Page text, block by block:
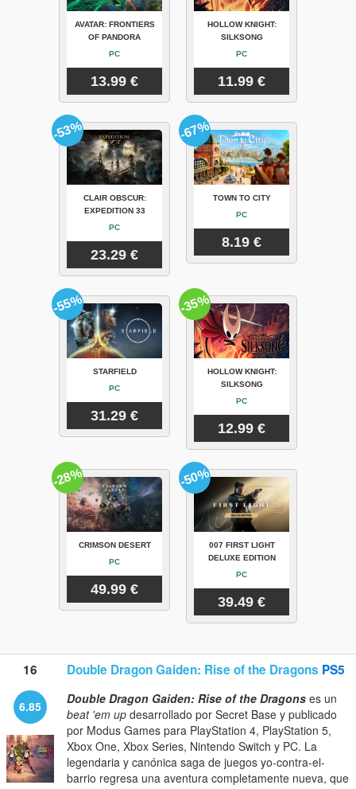
AVATAR: FRONTIERS
OF PANDORA
PC
13.99 €
HOLLOW KNIGHT:
SILKSONG
PC
11.99 €
CLAIR OBSCUR:
EXPEDITION 33
PC
23.29 €
-53%
TOWN TO CITY
PC
8.19 €
-67%
STARFIELD
PC
31.29 €
-55%
HOLLOW KNIGHT:
SILKSONG
PC
12.99 €
-35%
CRIMSON DESERT
PC
49.99 €
-28%
007 FIRST LIGHT
DELUXE EDITION
PC
39.49 €
-50%
16 Double Dragon Gaiden: Rise of the Dragons PS5
6.85 Double Dragon Gaiden: Rise of the Dragons es un
beat 'em up desarrollado por Secret Base y publicado
por Modus Games para PlayStation 4, PlayStation 5,
Xbox One, Xbox Series, Nintendo Switch y PC. La
legendaria y canónica saga de juegos yo-contra-el-
barrio regresa una aventura completamente nueva, que